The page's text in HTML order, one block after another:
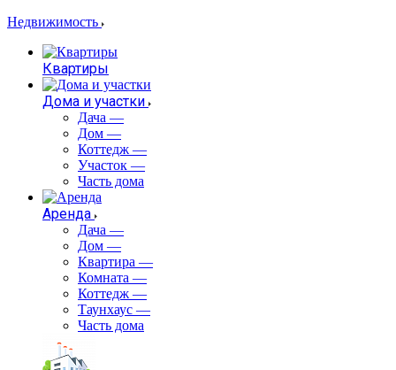
Недвижимость
Квартиры
Дома и участки
Дача —
Дом —
Коттедж —
Участок —
Часть дома
Аренда
Дача —
Дом —
Квартира —
Комната —
Коттедж —
Таунхаус —
Часть дома